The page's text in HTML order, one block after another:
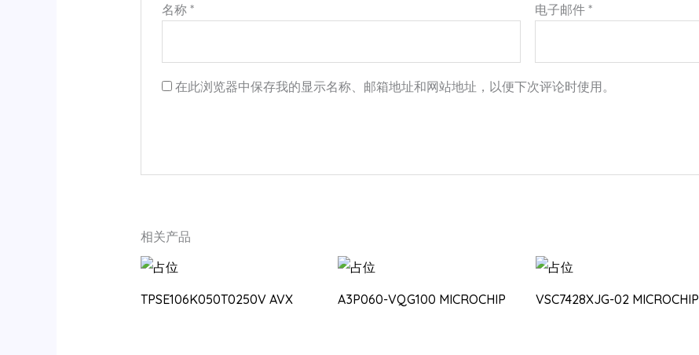
名称* 电子邮件*
在此浏览器中保存我的显示名称、邮箱地址和网站地址，以便下次评论时使用。
相关产品
TPSE106K050T0250V AVX A3P060-VQG100 MICROCHIP VSC7428XJG-02 MICROCHIP